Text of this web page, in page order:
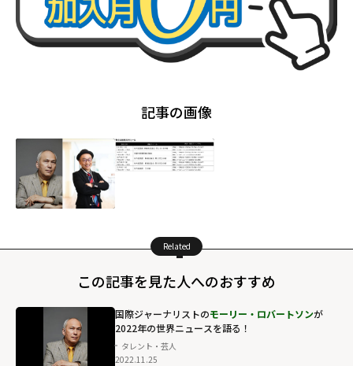
記事の画像
Related
この記事を見た人へのおすすめ
国際ジャーナリストのモーリー・ロバートソンが
2022年の世界ニュースを語る！
タレント・芸人
2022.11.25